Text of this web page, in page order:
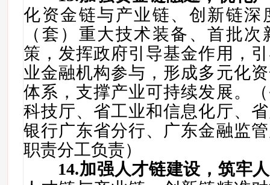
化资金链与产业链、创新链深
（套）重大技术装备、首批
策，发挥政府引导基金作用，
业金融机构参与，形成多元化
体系，支撑产业可持续发展。
科技厅、省工业和信息化厅、
银行广东省分行、广东金融监
职责分工负责）
14.加强人才链建设，筑牢